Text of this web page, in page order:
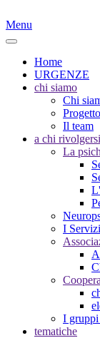
Menu
Home
URGENZE
chi siamo
Chi
Progetto
Il team
a chi rivolgersi
La
I
I
tematiche